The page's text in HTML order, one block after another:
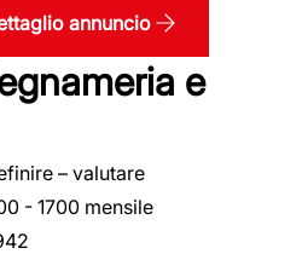
annuncio
e
– valutare
- 1700 mensile